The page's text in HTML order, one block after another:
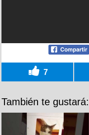
7
También te gustará: